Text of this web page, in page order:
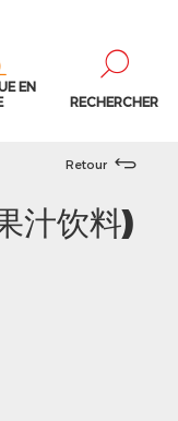
EN
RECHERCHER
Retour
汁饮料)